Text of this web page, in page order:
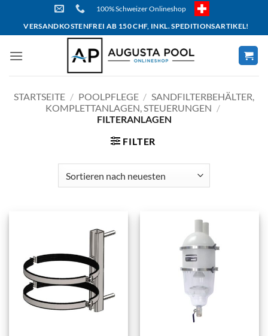
content
100% Schweizer Onlineshop
VERSANDKOSTENFREI AB 150 CHF, INKL. SPEDITIONSARTIKEL!
STARTSEITE / POOLPFLEGE / SANDFILTERBEHÄLTER,
KOMPLETTANLAGEN, STEUERUNGEN /
FILTERANLAGEN
FILTER